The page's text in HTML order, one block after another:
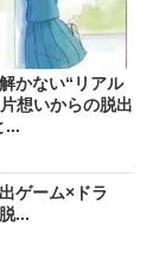
かない“リアル
想いからの脱出
...
ゲーム×ドラ
...